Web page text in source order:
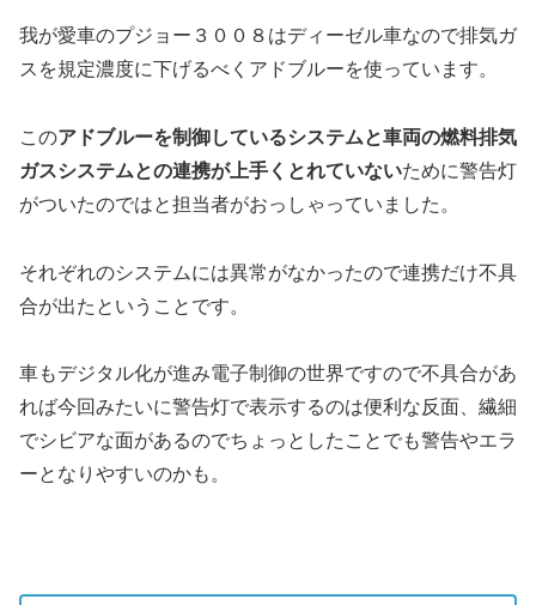
我が愛車のプジョー３００８はディーゼル車なので排気ガ
スを規定濃度に下げるべくアドブルーを使っています。
このアドブルーを制御しているシステムと車両の燃料排気
ガスシステムとの連携が上手くとれていないために警告灯
がついたのではと担当者がおっしゃっていました。
それぞれのシステムには異常がなかったので連携だけ不具
合が出たということです。
車もデジタル化が進み電子制御の世界ですので不具合があ
れば今回みたいに警告灯で表示するのは便利な反面、繊細
でシビアな面があるのでちょっとしたことでも警告やエラ
ーとなりやすいのかも。